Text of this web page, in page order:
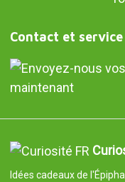
Contact et
maintenant
Idées cadeaux de